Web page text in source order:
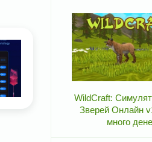
WildCraft:
Зверей Онлайн
много